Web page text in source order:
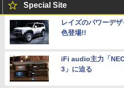
Special Site
レイズのパワーデ
色登場!!
iFi audio主力「
3」に迫る